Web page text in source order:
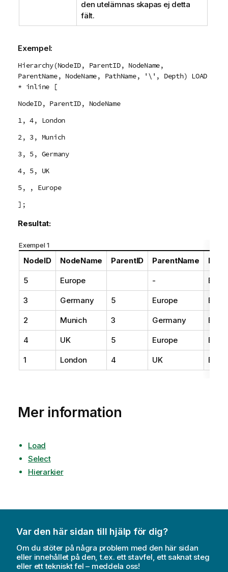
den utelämnas skapas ej detta
fält.
Exempel:
Hierarchy(NodeID, ParentID, NodeName,
ParentName, NodeName, PathName, '\', Depth) LOAD
* inline [
NodeID, ParentID, NodeName
1, 4, London
2, 3, Munich
3, 5, Germany
4, 5, UK
5, , Europe
];
Resultat:
Exempel 1
NodeID NodeName ParentID ParentName
5 Europe -
3 Germany 5 Europe
2 Munich 3 Germany
4 UK 5 Europe
1 London 4 UK
Mer information
Load
Select
Hierarkier
Var den här sidan till hjälp för dig?
Om du stöter på några problem med den här sidan
eller innehållet på den, t.ex. ett stavfel, ett saknat steg
eller ett tekniskt fel – meddela oss!